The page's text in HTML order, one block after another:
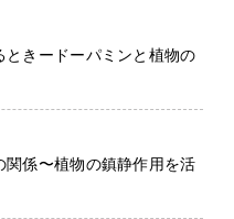
ときードーパミンと植物の
係〜植物の鎮静作用を活